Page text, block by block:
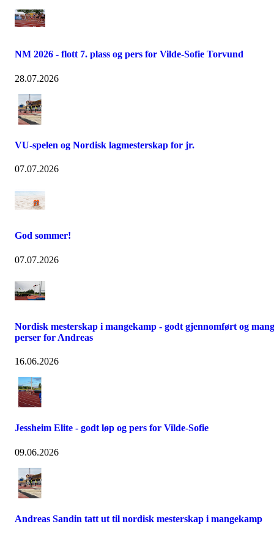
NM 2026 - flott 7. plass og pers for Vilde-Sofie Torvund
28.07.2026
VU-spelen og Nordisk lagmesterskap for jr.
07.07.2026
God sommer!
07.07.2026
Nordisk mesterskap i mangekamp - godt gjennomført og
perser for Andreas
16.06.2026
Jessheim Elite - godt løp og pers for Vilde-Sofie
09.06.2026
Andreas Sandin tatt ut til nordisk mesterskap i mangekamp